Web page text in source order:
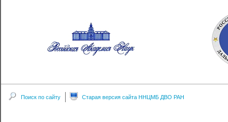
Поиск по сайту Старая версия сайта ННЦМБ ДВО РАН